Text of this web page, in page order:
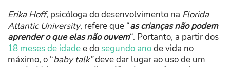
Erika Hoff, psicóloga do desenvolvimento na Florida
Atlantic University, refere que “as crianças não podem
aprender o que elas não ouvem“. Portanto, a partir dos
18 meses de idadee do segundo anode vida no
máximo, o “baby talk”deve dar lugar ao uso de um